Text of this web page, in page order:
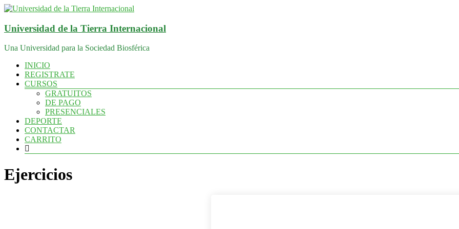
Saltar
contenido
Universidad de la Tierra Internacional
Una Universidad para la Sociedad Biosférica
Menú
INICIO
REGISTRATE
CURSOS
GRATUITOS
DE PAGO
PRESENCIALES
DEPORTE
CONTACTAR
CARRITO
Ejercicios